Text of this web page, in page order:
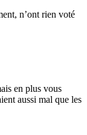
n’ont rien voté
en plus vous
aussi mal que les